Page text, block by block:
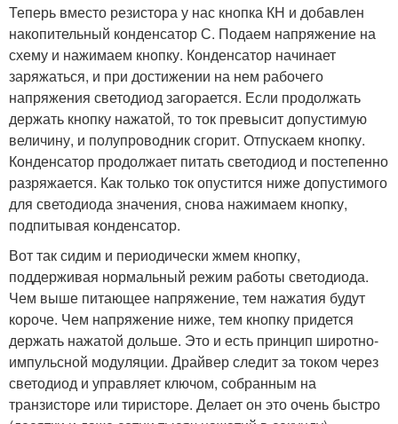
Теперь вместо резистора у нас кнопка КН и добавлен
накопительный конденсатор С. Подаем напряжение на
схему и нажимаем кнопку. Конденсатор начинает
заряжаться, и при достижении на нем рабочего
напряжения светодиод загорается. Если продолжать
держать кнопку нажатой, то ток превысит допустимую
величину, и полупроводник сгорит. Отпускаем кнопку.
Конденсатор продолжает питать светодиод и постепенно
разряжается. Как только ток опустится ниже допустимого
для светодиода значения, снова нажимаем кнопку,
подпитывая конденсатор.
Вот так сидим и периодически жмем кнопку,
поддерживая нормальный режим работы светодиода.
Чем выше питающее напряжение, тем нажатия будут
короче. Чем напряжение ниже, тем кнопку придется
держать нажатой дольше. Это и есть принцип широтно-
импульсной модуляции. Драйвер следит за током через
светодиод и управляет ключом, собранным на
транзисторе или тиристоре. Делает он это очень быстро